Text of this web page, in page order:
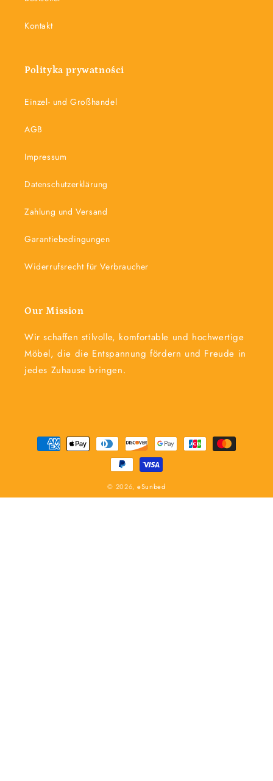
Kontakt
Polityka prywatności
Einzel- und Großhandel
AGB
Impressum
Datenschutzerklärung
Zahlung und Versand
Garantiebedingungen
Widerrufsrecht für Verbraucher
Our Mission
Wir schaffen stilvolle, komfortable und hochwertige
Möbel, die die Entspannung fördern und Freude in
jedes Zuhause bringen.
Zahlungsmethoden
© 2026, eSunbed